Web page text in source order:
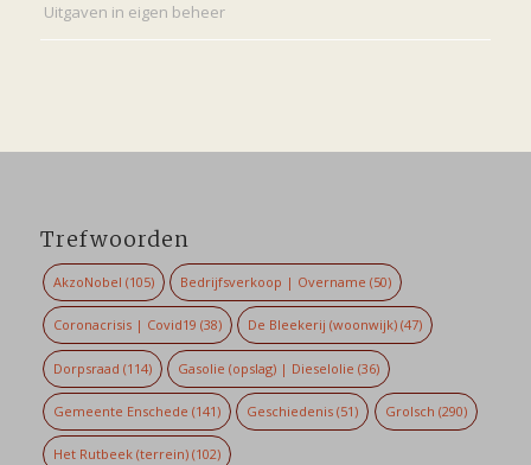
Uitgaven in eigen beheer
Trefwoorden
AkzoNobel (105) Bedrijfsverkoop | Overname (50)
Coronacrisis | Covid19 (38) De Bleekerij (woonwijk) (47)
Dorpsraad (114) Gasolie (opslag) | Dieselolie (36)
Gemeente Enschede (141) Geschiedenis (51) Grolsch (290)
Het Rutbeek (terrein)(102)